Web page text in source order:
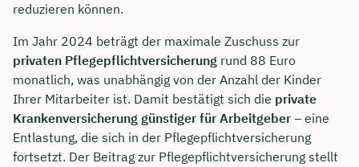
reduzieren können.
Im Jahr 2024 beträgt der maximale Zuschuss zur
privaten Pflegepflichtversicherung rund 88 Euro
monatlich, was unabhängig von der Anzahl der Kinder
Ihrer Mitarbeiter ist. Damit bestätigt sich die private
Krankenversicherung günstiger für Arbeitgeber – eine
Entlastung, die sich in der Pflegepflichtversicherung
fortsetzt. Der Beitrag zur Pflegepflichtversicherung stellt